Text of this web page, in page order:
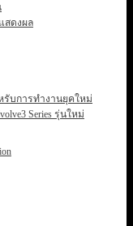
สดงผล
รับการทำงานยุคใหม่
Series รุ่นใหม่